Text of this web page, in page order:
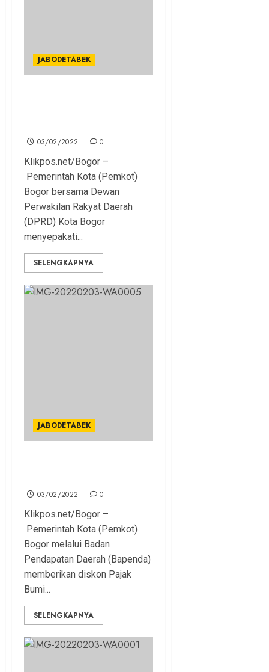
JABODETABEK
03/02/2022 0
Klikpos.net/Bogor –
Pemerintah Kota (Pemkot)
Bogor bersama Dewan
Perwakilan Rakyat Daerah
(DPRD) Kota Bogor
menyepakati...
SELENGKAPNYA
JABODETABEK
03/02/2022 0
Klikpos.net/Bogor –
Pemerintah Kota (Pemkot)
Bogor melalui Badan
Pendapatan Daerah (Bapenda)
memberikan diskon Pajak
Bumi...
SELENGKAPNYA